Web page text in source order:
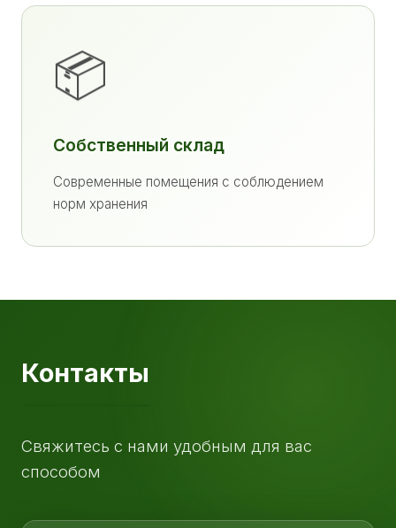
📦
Собственный склад
Современные помещения с соблюдением
норм хранения
Контакты
Свяжитесь с нами удобным для вас
способом